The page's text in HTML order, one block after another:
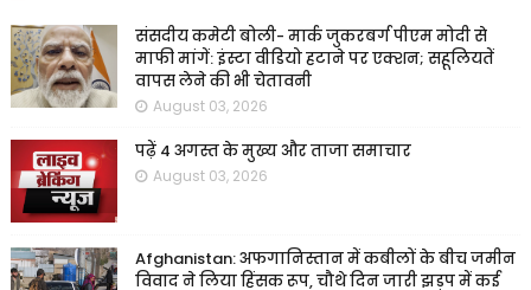
संसदीय कमेटी बोली- मार्क जुकरबर्ग पीएम मोदी से
माफी मांगें: इंस्टा वीडियो हटाने पर एक्शन; सहूलियतें
वापस लेने की भी चेतावनी
August 03, 2026
पढ़ें 4 अगस्त के मुख्य और ताजा समाचार
August 03, 2026
Afghanistan: अफगानिस्तान में कबीलों के बीच जमीन
विवाद ने लिया हिंसक रूप, चौथे दिन जारी झड़प में कई